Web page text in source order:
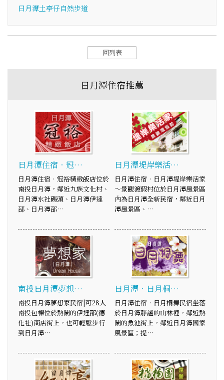
日月潭土亭仔自然步道
回列表
日月潭住宿推薦
日月潭住宿‧冠…
日月潭住宿‧冠裕精緻飯店位於
南投日月潭，鄰近九族文化村、
日月潭水社碼頭、日月潭伊達
邵、日月潭邵…
日月潭堤岸樂活…
日月潭住宿‧日月潭堤岸樂活家
～景觀渡假村位於日月潭風景區
內為日月潭全新民宿，鄰近日月
潭風景區、…
南投日月潭夢想…
南投日月潭夢想家民宿|可28人
南投包棟位於熱鬧的伊達邵(德
化社)商店街上，也可輕鬆步行
到日月潭…
日月潭‧日月桐…
日月潭住宿‧日月桐舞民宿坐落
於日月潭靜謐的山林裡，鄰近熱
鬧的魚池街上，鄰近日月潭國家
風景區；提…